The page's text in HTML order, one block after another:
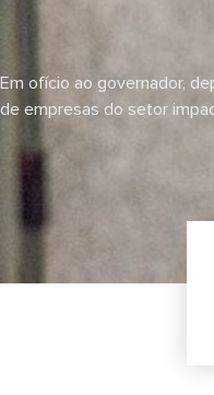
Em ofício ao governador,
de empresas do setor